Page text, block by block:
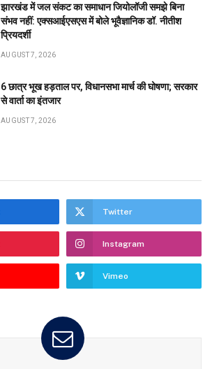
झारखंड में जल संकट का समाधान जियोलॉजी समझे बिना
संभव नहीं: एक्सआईएसएस में बोले भूवैज्ञानिक डॉ. नीतीश
प्रियदर्शी
AUGUST 7, 2026
6 छात्र भूख हड़ताल पर, विधानसभा मार्च की घोषणा; सरकार
से वार्ता का इंतजार
AUGUST 7, 2026
Twitter
Instagram
Vimeo